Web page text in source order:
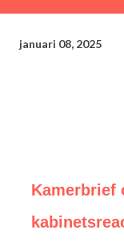
januari 08, 2025
Kamerbrief